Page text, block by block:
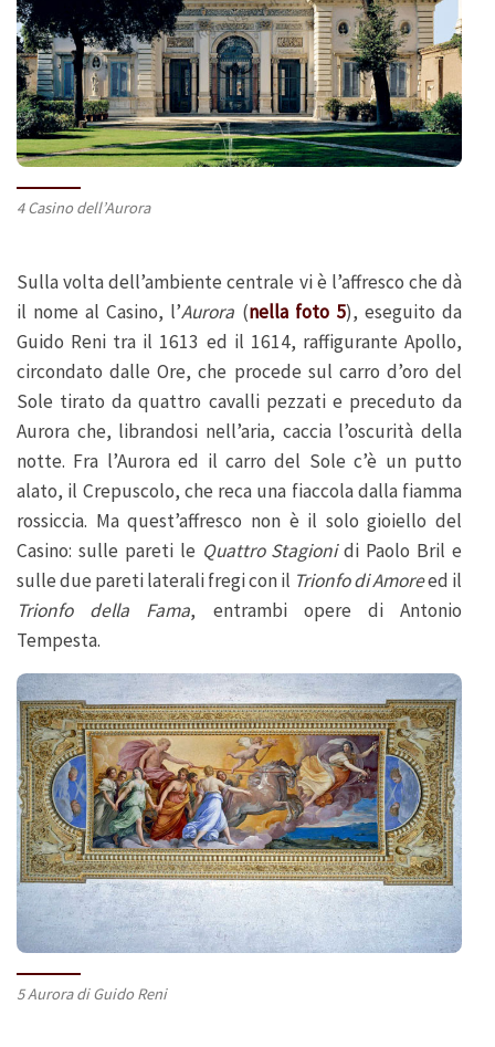
4 Casino dell’Aurora
Sulla volta dell’ambiente centrale vi è l’affresco che dà
il nome al Casino, l’Aurora (nella foto 5), eseguito da
Guido Reni tra il 1613 ed il 1614, raffigurante Apollo,
circondato dalle Ore, che procede sul carro d’oro del
Sole tirato da quattro cavalli pezzati e preceduto da
Aurora che, librandosi nell’aria, caccia l’oscurità della
notte. Fra l’Aurora ed il carro del Sole c’è un putto
alato, il Crepuscolo, che reca una fiaccola dalla fiamma
rossiccia. Ma quest’affresco non è il solo gioiello del
Casino: sulle pareti le Quattro Stagionidi Paolo Bril e
sulle due pareti laterali fregi con il Trionfo di Amoreed il
Trionfo della Fama, entrambi opere di Antonio
Tempesta.
5 Aurora di Guido Reni